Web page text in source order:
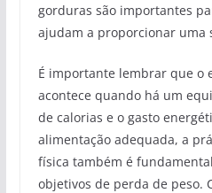
gorduras são importantes
ajudam a proporcionar uma
É importante lembrar que o
acontece quando há um
de calorias e o gasto
alimentação adequada, a
física também é
objetivos de perda de peso.